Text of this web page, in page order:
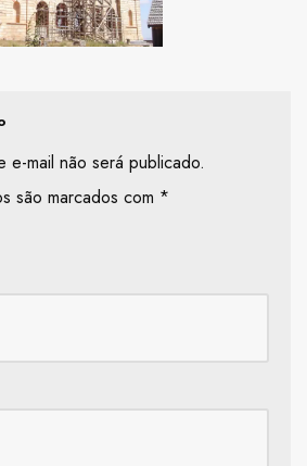
mail não será publicado.
são marcados com *